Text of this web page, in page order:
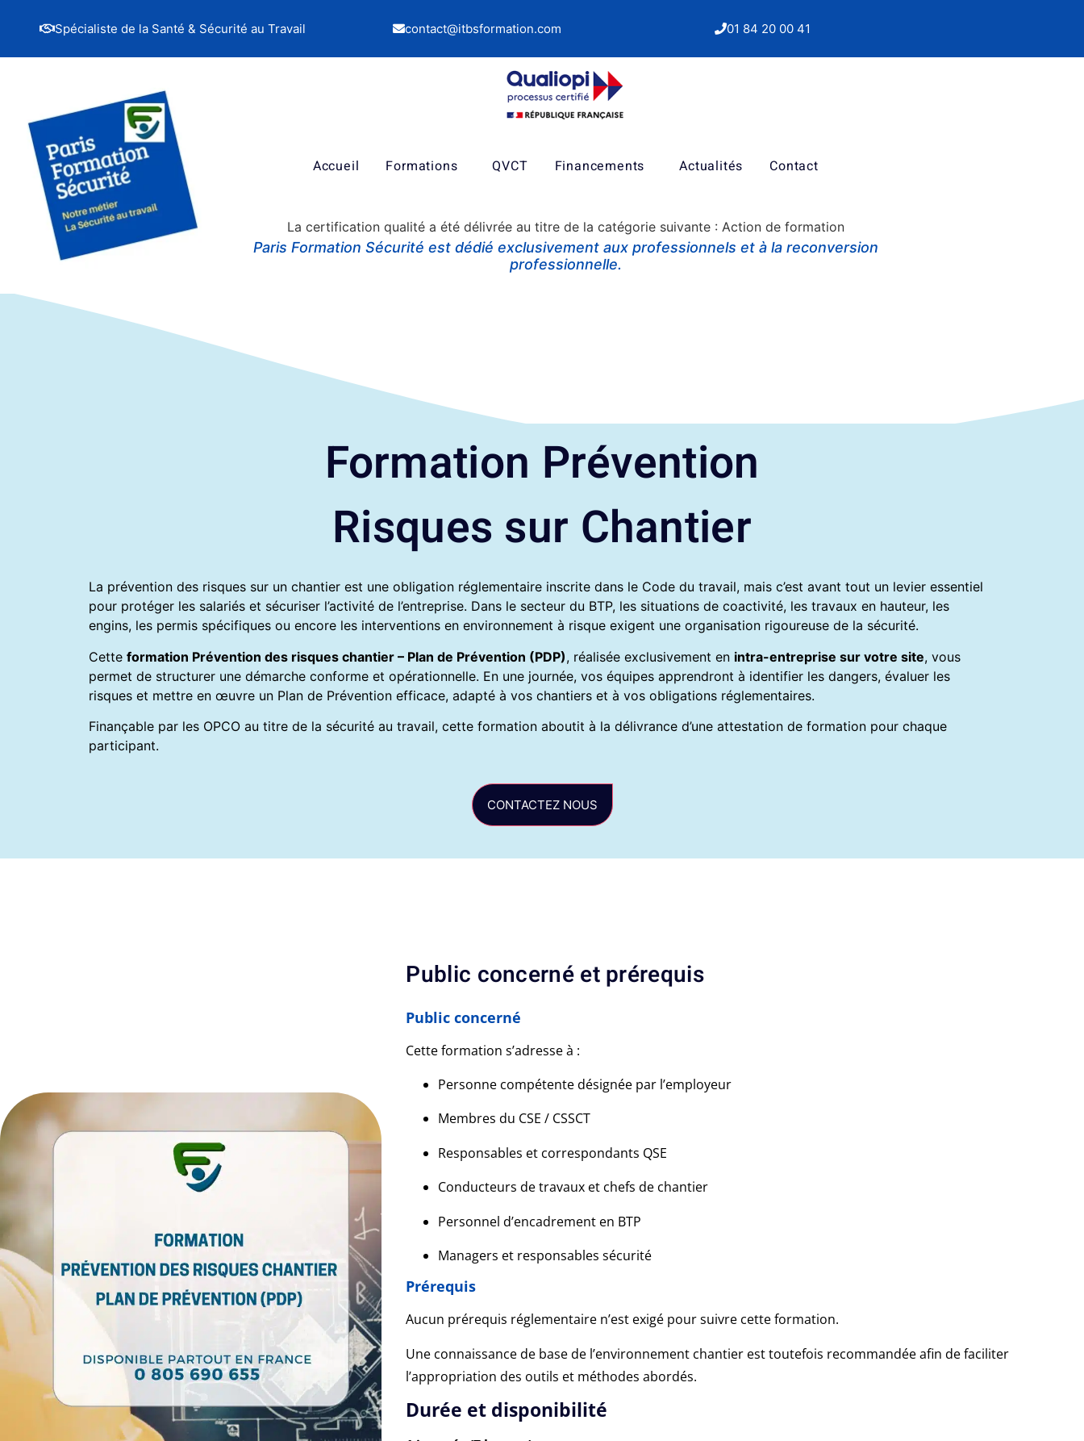
Spécialiste de la Santé & Sécurité au Travail contact@itbsformation.com 01 84 20 00 41
Accueil Formations QVCT Financements Actualités Contact
La certification qualité a été délivrée au titre de la catégorie suivante : Action de formation
Paris Formation Sécurité est dédié exclusivement aux professionnels et à la reconversion
professionnelle.
Formation Prévention
Risques sur Chantier
La prévention des risques sur un chantier est une obligation réglementaire inscrite dans le Code du travail, mais c’est avant tout un levier essentiel
pour protéger les salariés et sécuriser l’activité de l’entreprise. Dans le secteur du BTP, les situations de coactivité, les travaux en hauteur, les
engins, les permis spécifiques ou encore les interventions en environnement à risque exigent une organisation rigoureuse de la sécurité.
Cette formation Prévention des risques chantier – Plan de Prévention (PDP), réalisée exclusivement en intra-entreprise sur votre site, vous
permet de structurer une démarche conforme et opérationnelle. En une journée, vos équipes apprendront à identifier les dangers, évaluer les
risques et mettre en œuvre un Plan de Prévention efficace, adapté à vos chantiers et à vos obligations réglementaires.
Finançable par les OPCO au titre de la sécurité au travail, cette formation aboutit à la délivrance d’une attestation de formation pour chaque
participant.
CONTACTEZ NOUS
Public concerné et prérequis
Public concerné
Cette formation s’adresse à :
Personne compétente désignée par l’employeur
Membres du CSE / CSSCT
Responsables et correspondants QSE
Conducteurs de travaux et chefs de chantier
Personnel d’encadrement en BTP
Managers et responsables sécurité
Prérequis
Aucun prérequis réglementaire n’est exigé pour suivre cette formation.
Une connaissance de base de l’environnement chantier est toutefois recommandée afin de faciliter
l’appropriation des outils et méthodes abordés.
Durée et disponibilité